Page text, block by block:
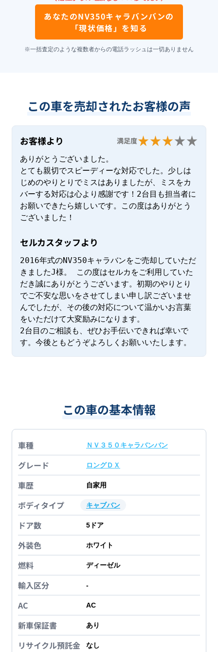
あなたのNV350キャラバンバンの
「現状価格」を知る
※一括査定のような複数者からの電話ラッシュは一切ありません
この車を売却されたお客様の声
お客様より 満足度
ありがとうございました。
とても親切でスピーディーな対応でした。少しは
じめのやりとりでミスはありましたが、ミスをカ
バーする対応は心より感謝です！2台目も担当者に
お願いできたら嬉しいです。この度はありがとう
ございました！
セルカスタッフより
2016年式のNV350キャラバンをご売却していただ
きましたJ様。 この度はセルカをご利用していた
だき誠にありがとうございます。初期のやりとり
でご不安な思いをさせてしまい申し訳ございませ
んでしたが、その後の対応について温かいお言葉
をいただけて大変励みになります。
2台目のご相談も、ぜひお手伝いできれば幸いで
す。今後ともどうぞよろしくお願いいたします。
この車の基本情報
車種 ＮＶ３５０キャラバンバン
グレード ロングＤＸ
車歴 自家用
ボディタイプ キャブバン
ドア数 5 ドア
外装色 ホワイト
燃料 ディーゼル
輸入区分 -
AC AC
新車保証書 あり
リサイクル預託金 なし